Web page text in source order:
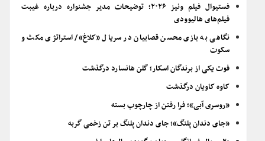
فستیوال فیلم ونیز ۲۰۲۶؛ توضیحات مدیر جشنواره درباره غیبت
فیلم‌های هالیوودی
نگاهی به بازی محسن قصابیان در سریال «کلاغ»/ استراتژی مکث و
سکوت
فوت یکی از برندگان اسکار؛ گلن هانسارد درگذشت
کاوه کاویان درگذشت
«روسری آبی»؛ فرا رفتن از چارچوب بسته
«جای دندان پلنگ»؛ جای دندان پلنگ بر تن زخمی گربه